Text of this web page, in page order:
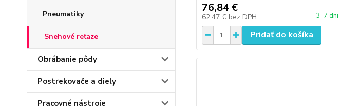
Pneumatiky
Snehové reťaze
Obrábanie pôdy
Postrekovače a diely
Pracovné nástroje
76,84 €
62,47 € bez DPH 3-7 dni
Pridať do košíka